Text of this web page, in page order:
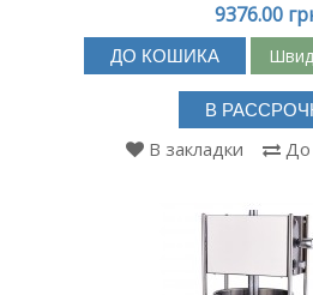
9376.00
ДО КОШИКА
В
В закладки До